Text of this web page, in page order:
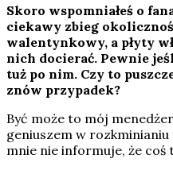
Skoro wspomniałeś o
ciekawy zbieg
walentynkowy, a płyty
nich docierać. Pewnie
tuż po nim. Czy to
znów przypadek?
Być może to mój
geniuszem w
mnie nie informuje, że coś